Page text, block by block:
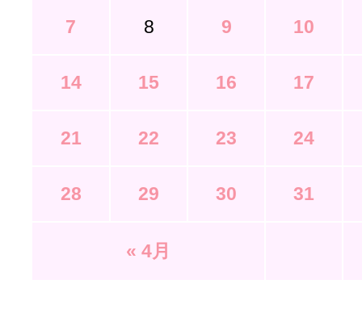
« 4月
7 8 9 10
14 15 16 17
21 22 23 24
28 29 30 31